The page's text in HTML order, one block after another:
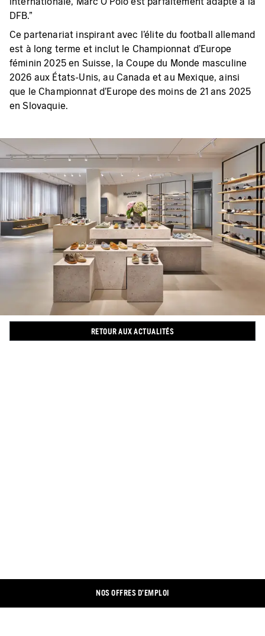
DFB."
Ce partenariat inspirant avec l'élite du football allemand
est à long terme et inclut le Championnat d'Europe
féminin 2025 en Suisse, la Coupe du Monde masculine
2026 aux États-Unis, au Canada et au Mexique, ainsi
que le Championnat d'Europe des moins de 21 ans 2025
en Slovaquie.
RETOUR AUX ACTUALITÉS
NOS OFFRES D’EMPLOI